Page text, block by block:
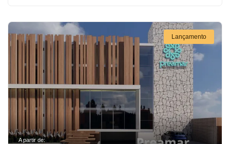
Lançamento
A partir de: